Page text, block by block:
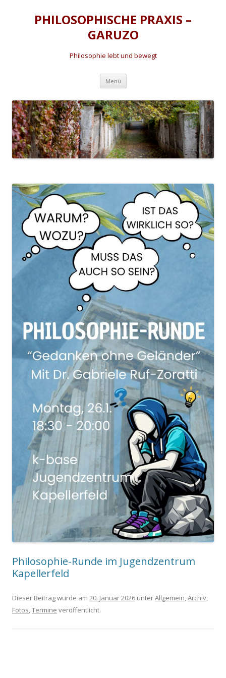
PHILOSOPHISCHE PRAXIS –
GARUZO
Philosophie lebt und bewegt
Menü Zum
springen
Philosophie-Runde im Jugendzentrum
Kapellerfeld
Dieser Beitrag wurde am 20. Januar 2026 unterAllgemein,Archiv,
Fotos,Termine veröffentlicht.